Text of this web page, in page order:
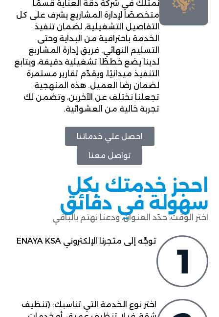
نمتلك في شركة دقة العناية قسمًا
متخصصًا لإدارة المشاريع يشرف على كل
التفاصيل التشغيلية، لضمان تنفيذ
الخدمة باحترافية من البداية وحتى
التسليم النهائي. فريق إدارة المشاريع
لدينا يضع خططًا تشغيلية دقيقة، ويتابع
التنفيذ ميدانيًا، ويقدّم تقارير مستمرة
لضمان رضا العميل. هذه المنهجية
تجعلنا نختلف عن الآخرين، وتضمن لك
تجربة خالية من العشوائية.
احصل علي خدماتنا
تواصل معنا
احجز خدمتك بكل
سهولة في دقائق
اختر الوقت، حدّد العنوان، ودعنا نهتم بالباقي
توجّه إلى متجرنا الإلكتروني ENAYA KSA
اختر نوع الخدمة التي تناسبك: (تنظيف